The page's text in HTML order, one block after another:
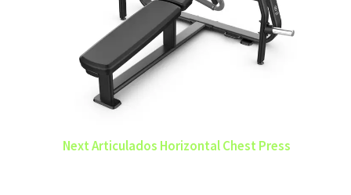
Next Articulados Horizontal Chest Press